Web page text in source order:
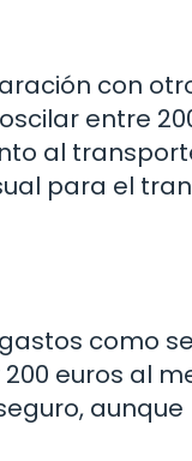
con
entre
al
para el
como
euros al
aunque